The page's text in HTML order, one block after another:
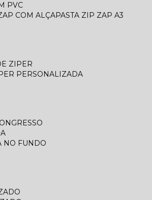
PVC
COM ALÇA PASTA ZIP ZAP A3
ZIPER
PERSONALIZADA
NO FUNDO